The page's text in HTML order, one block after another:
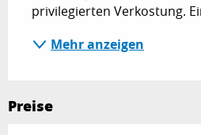
privilegierten Verkostung.
Mehr anzeigen
Preise